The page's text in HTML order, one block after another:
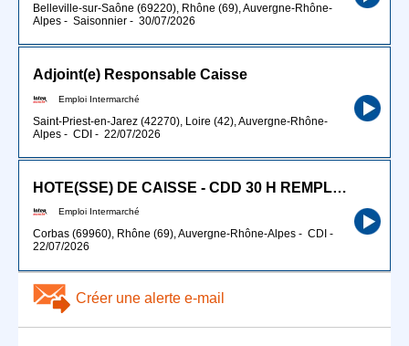
Belleville-sur-Saône (69220), Rhône (69), Auvergne-Rhône-
Alpes - Saisonnier - 30/07/2026
Adjoint(e) Responsable Caisse
Emploi Intermarché
Saint-Priest-en-Jarez (42270), Loire (42), Auvergne-Rhône-
Alpes - CDI - 22/07/2026
HOTE(SSE) DE CAISSE - CDD 30 H REMPLACEMENT
Emploi Intermarché
Corbas (69960), Rhône (69), Auvergne-Rhône-Alpes - CDI -
22/07/2026
Créer une alerte e-mail